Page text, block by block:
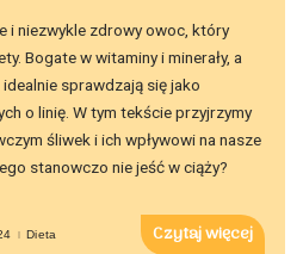
i niezwykle zdrowy owoc, który
Bogate w witaminy i minerały, a
sprawdzają się jako
o linię. W tym tekście przyjrzymy
śliwek i ich wpływowi na nasze
stanowczo nie jeść w ciąży?
Dieta Czytaj więcej